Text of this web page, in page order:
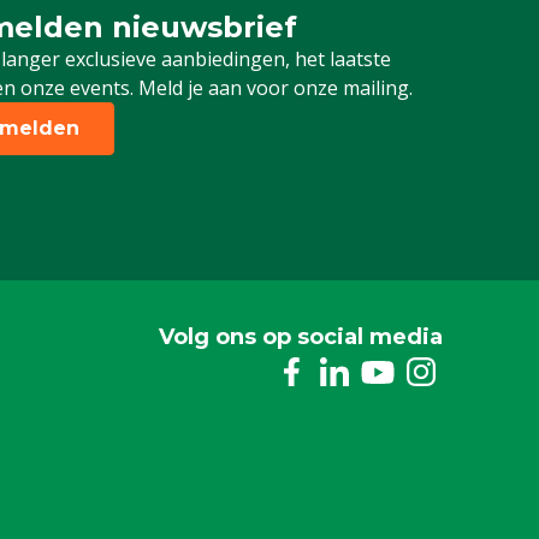
nieuwsbrief
exclusieve aanbiedingen, het laatste
onze events. Meld je aan voor onze mailing.
in voor onze nieuwsbrief
Volg ons op social media